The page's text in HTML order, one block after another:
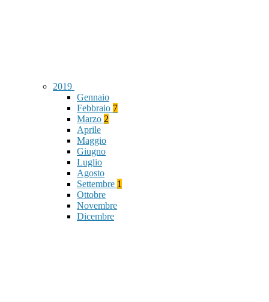
2019
Gennaio
Febbraio 7
Marzo 2
Aprile
Maggio
Giugno
Luglio
Agosto
Settembre 1
Ottobre
Novembre
Dicembre